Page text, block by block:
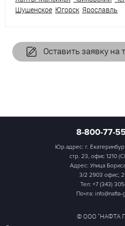
Шушенское Югорск Ярославль
Оставить заявку на
8-800-77-
Юр.адрес: г.
стр. 23, офис 1210
Адрес: Улица
3/2 2903 офис;
Тел: +7 (343)
Почта:
© ООО "НАФТА